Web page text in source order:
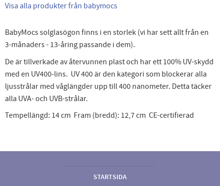
Visa alla produkter från babymocs
BabyMocs solglasögon finns i en storlek (vi har sett allt från en
3-månaders - 13-åring passande i dem).
De är tillverkade av återvunnen plast och har ett 100% UV-skydd
med en UV400-lins. UV 400 är den kategori som blockerar alla
ljusstrålar med våglängder upp till 400 nanometer. Detta täcker
alla UVA- och UVB-strålar.
Tempellängd: 14 cm Fram (bredd): 12,7 cm CE-certifierad
STARTSIDA